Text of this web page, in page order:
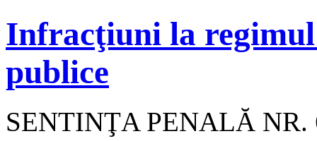
Infracţiuni la
publice
SENTINŢA PENALĂ NR.